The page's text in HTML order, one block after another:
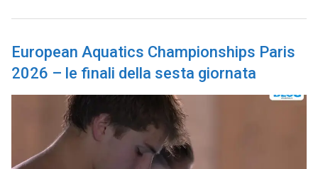
European Aquatics Championships Paris
2026 – le finali della sesta giornata